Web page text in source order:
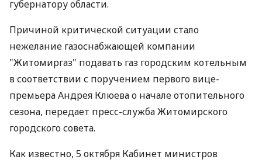
губернатору области.
Причиной критической ситуации стало
нежелание газоснабжающей компании
"Житомиргаз" подавать газ городским котельным
в соответствии с поручением первого вице-
премьера Андрея Клюева о начале отопительного
сезона, передает пресс-служба Житомирского
городского совета.
Как известно, 5 октября Кабинет министров